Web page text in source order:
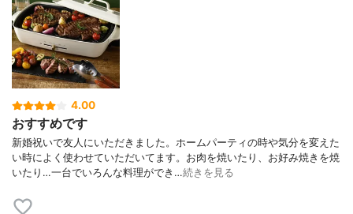
4.00
おすすめです
新婚祝いで友人にいただきました。ホームパーティの時や気分を変えた
い時によく使わせていただいてます。お肉を焼いたり、お好み焼きを焼
いたり…一台でいろんな料理ができ…続きを見る